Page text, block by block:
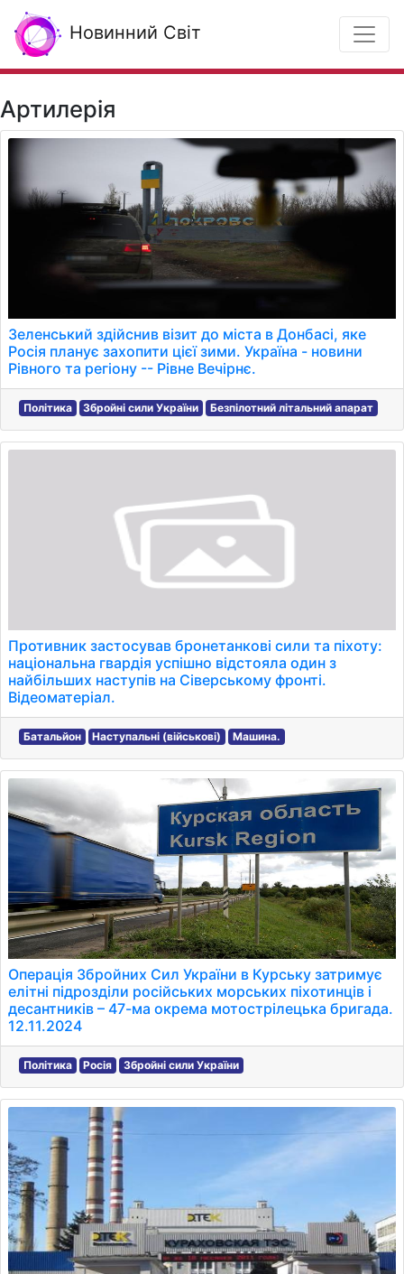
Новинний Світ
Артилерія
Зеленський здійснив візит до міста в Донбасі, яке
Росія планує захопити цієї зими. Україна - новини
Рівного та регіону -- Рівне Вечірнє.
Політика Збройні сили України Безпілотний літальний апарат
Противник застосував бронетанкові сили та піхоту:
національна гвардія успішно відстояла один з
найбільших наступів на Сіверському фронті.
Відеоматеріал.
Батальйон Наступальні (військові) Машина.
Операція Збройних Сил України в Курську затримує
елітні підрозділи російських морських піхотинців і
десантників – 47-ма окрема мотострілецька бригада.
12.11.2024
Політика Росія Збройні сили України